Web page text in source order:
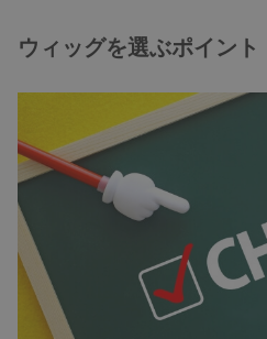
ウィッグを選ぶポイント